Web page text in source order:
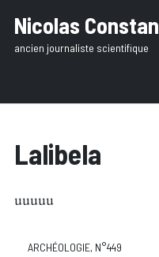
texte
Nicolas
ancien journaliste scientifique
Lalibela
uuuuu
ARCHÉOLOGIE, N°449